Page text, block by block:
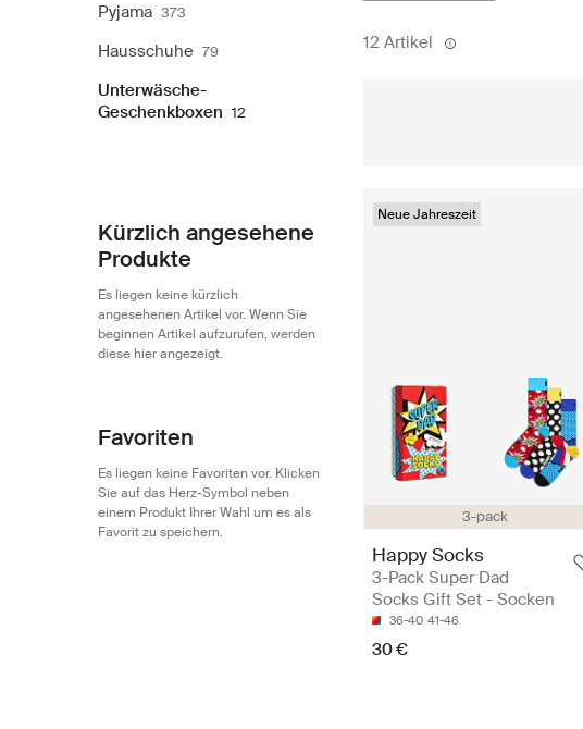
Pyjama 373
Hausschuhe 79
Unterwäsche-
Geschenkboxen 12
Kürzlich angesehene
Produkte
Es liegen keine kürzlich
angesehenen Artikel vor. Wenn Sie
beginnen Artikel aufzurufen, werden
diese hier angezeigt.
Favoriten
Es liegen keine Favoriten vor. Klicken
Sie auf das Herz-Symbol neben
einem Produkt Ihrer Wahl um es als
Favorit zu speichern.
12 Artikel
3-pack
Neue Jahreszeit
Happy Socks
3-Pack Super Dad
Socks Gift Set - Socken
36-40 41-46
30 €